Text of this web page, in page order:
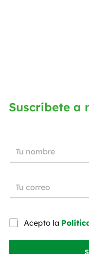
Suscríbete a
Acepto la